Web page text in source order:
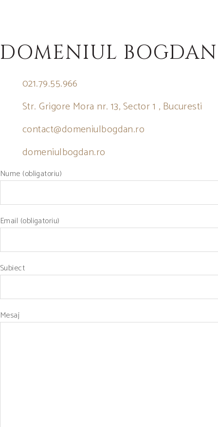
DOMENIUL BOGDAN
021.79.55.966
Str. Grigore Mora nr. 13, Sector 1 , Bucuresti
contact@domeniulbogdan.ro
domeniulbogdan.ro
Nume (obligatoriu)
Email (obligatoriu)
Subiect
Mesaj